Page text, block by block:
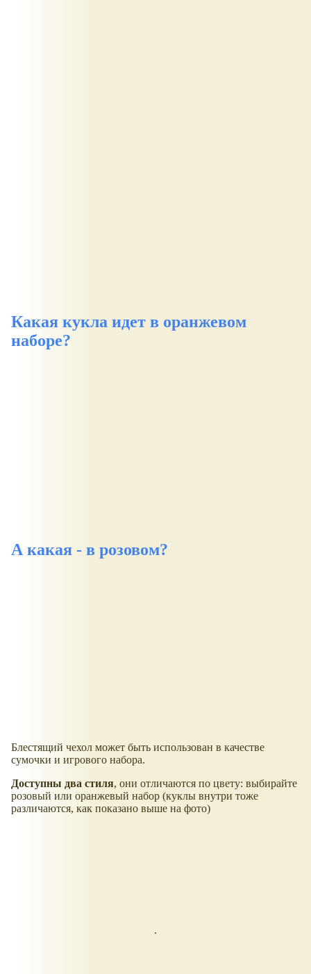
Какая кукла идет в оранжевом
наборе?
А какая - в розовом?
Блестящий чехол может быть использован в качестве
сумочки и игрового набора.
Доступны два стиля, они отличаются по цвету: выбирайте
розовый или оранжевый набор (куклы внутри тоже
различаются, как показано выше на фото)
.